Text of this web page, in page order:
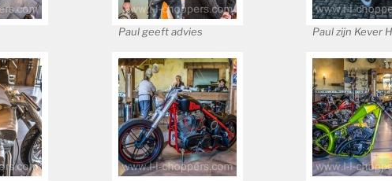
Paul geeft advies Paul zijn Kever